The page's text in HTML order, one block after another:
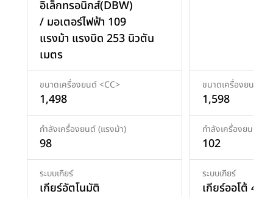
อิเล็กทรอนิกส์(DBW)
/ มอเตอร์ไฟฟ้า 109
แรงม้า แรงบิด 253 นิวตัน
เมตร
ขนาดเครื่องยนต์ <CC>
1,498
กำลังเครื่องยนต์ (แรงม้า)
98
ระบบเกียร์
เกียร์อัตโนมัติ
ขนาดเครื่องยนต์
1,598
กำลังเครื่องยนต์ (แ
102
ระบบเกียร์
เกียร์ออโต้ 4AT